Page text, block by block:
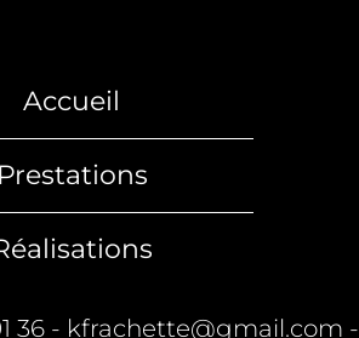
Accueil
Prestations
36 - kfrachette@gmail.com -